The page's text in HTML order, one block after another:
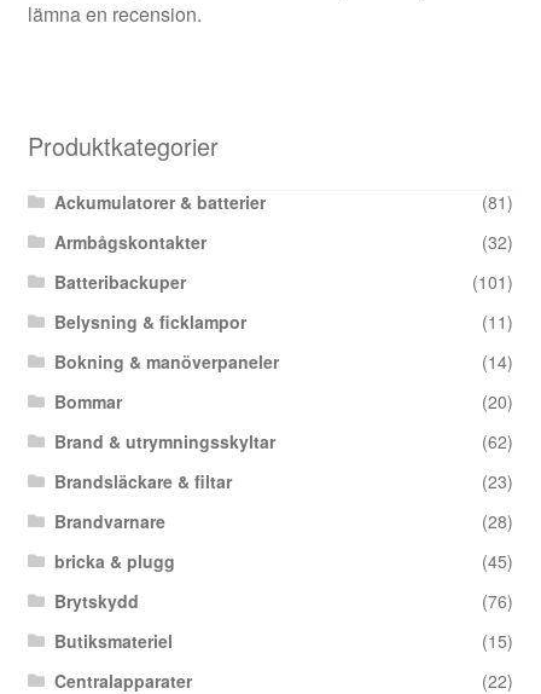
lämna en recension.
Produktkategorier
Ackumulatorer & batterier
(81)
Armbågskontakter
(32)
Batteribackuper
(101)
Belysning & ficklampor
(11)
Bokning & manöverpaneler
(14)
Bommar
(20)
Brand & utrymningsskyltar
(62)
Brandsläckare & filtar
(23)
Brandvarnare
(28)
bricka & plugg
(45)
Brytskydd
(76)
Butiksmateriel
(15)
Centralapparater
(22)